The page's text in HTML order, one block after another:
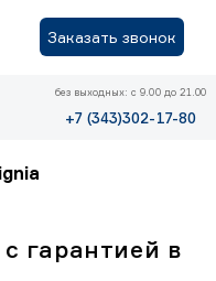
Заказать звонок
без выходных: с 9.00 до 21.00
+7 (343)302-17-80
гарантией в